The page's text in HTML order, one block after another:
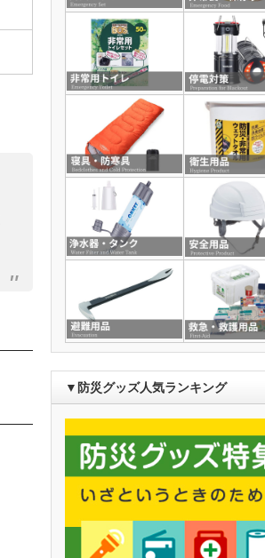
▼防災グッズ人気ランキング